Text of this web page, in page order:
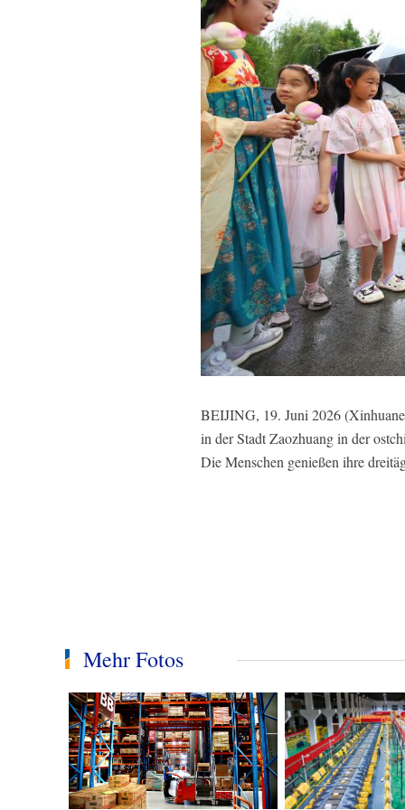
BEIJING, 19. Juni 2026
in der Stadt Zaozhuang in der
Die Menschen genießen ihre
Mehr Fotos